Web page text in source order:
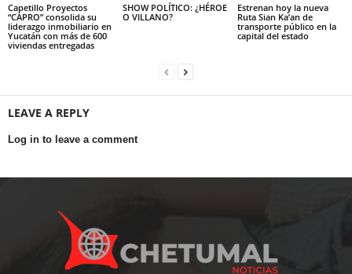
Capetillo Proyectos
“CAPRO” consolida su
liderazgo inmobiliario en
Yucatán con más de 600
viviendas entregadas
SHOW POLÍTICO: ¿HÉROE
O VILLANO?
Estrenan hoy la nueva
Ruta Sian Ka’an de
transporte público en la
capital del estado
LEAVE A REPLY
Log in to leave a comment